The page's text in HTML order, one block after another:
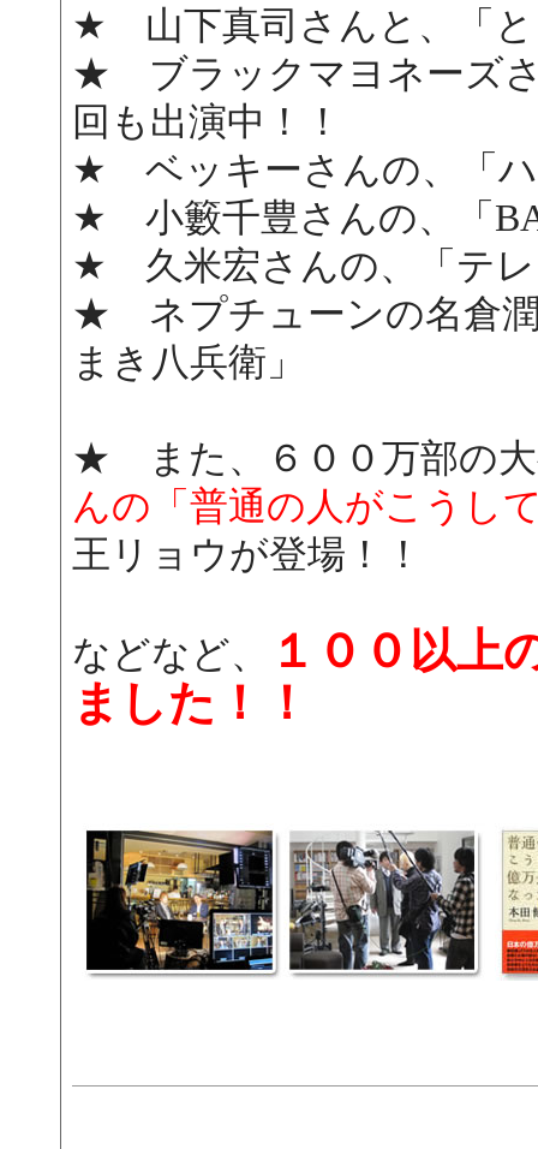
★ 山下真司さんと、「と
★ ブラックマヨネーズさ
回も出演中！！
★ ベッキーさんの、「ハ
★ 小籔千豊さんの、「
★ 久米宏さんの、「テレ
★ ネプチューンの名倉
まき八兵衛」
★ また、６００万部の大
んの「普通の人がこうし
王リョウが登場！！
などなど、
１００以上
ました！！